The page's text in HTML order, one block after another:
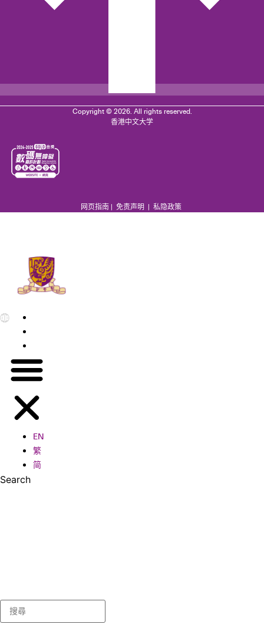
Copyright © 2026. All rights reserved.
香港中文大学
网页指南 | 免责声明 | 私隐政策
EN
繁
简
Search